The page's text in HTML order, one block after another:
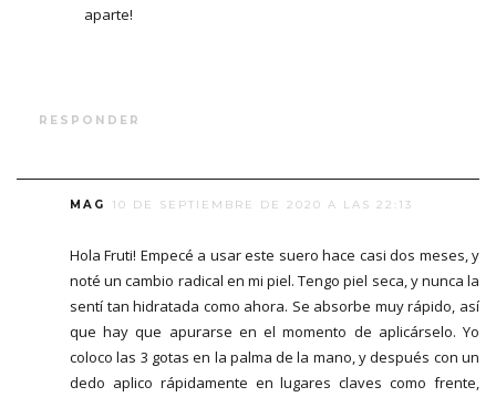
aparte!
RESPONDER
MAG 10 DE SEPTIEMBRE DE 2020 A LAS 22:13
Hola Fruti! Empecé a usar este suero hace casi dos meses, y
noté un cambio radical en mi piel. Tengo piel seca, y nunca la
sentí tan hidratada como ahora. Se absorbe muy rápido, así
que hay que apurarse en el momento de aplicárselo. Yo
coloco las 3 gotas en la palma de la mano, y después con un
dedo aplico rápidamente en lugares claves como frente,